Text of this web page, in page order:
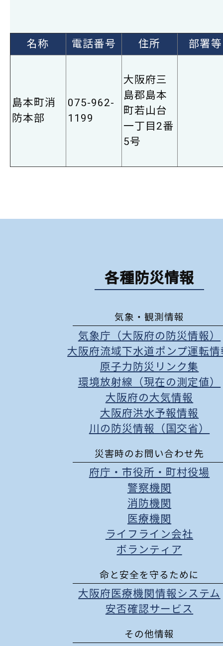
名称 電話番号 住所 部署等
島本町消
防本部
075-962-
1199
大阪府三
島郡島本
町若山台
一丁目2番
5号
各種防災情報
気象・観測情報
気象庁（大阪府の防災情報）
大阪府流域下水道ポンプ運転情
原子力防災リンク集
環境放射線（現在の測定値）
大阪府の大気情報
大阪府洪水予報情報
川の防災情報（国交省）
災害時のお問い合わせ先
府庁 ・ 市役所 ・ 町村役場
警察機関
消防機関
医療機関
ライフライン会社
ボランティア
命と安全を守るために
大阪府医療機関情報システム
安否確認サービス
その他情報